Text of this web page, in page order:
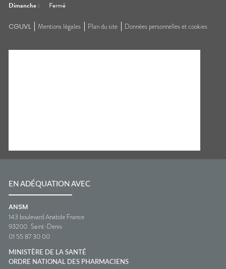
Dimanche : Fermé
CGUVL Mentions légales Plan du site Données personnelles et cookies
EN ADÉQUATION AVEC
ANSM
143 boulevard Anatole France
93200 Saint-Denis
01 55 87 30 00
MINISTÈRE DE LA SANTÉ
ORDRE NATIONAL DES PHARMACIENS